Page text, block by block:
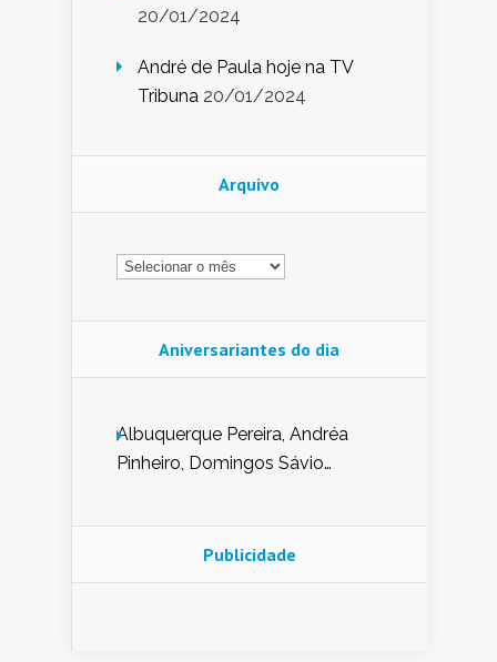
20/01/2024
André de Paula hoje na TV
Tribuna 20/01/2024
Arquivo
Arquivo
Aniversariantes do dia
Albuquerque Pereira, Andréa
Pinheiro, Domingos Sávio
Nunes de Sena, Fátima Peixoto,
Glória Pereira, Kátia Mesel,
Publicidade